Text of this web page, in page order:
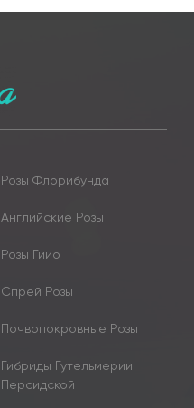
Розы Флорибунда
Английские Розы
Розы Гийо
Спрей Розы
Почвопокровные Розы
Гибриды Гутельмерии
Персидской